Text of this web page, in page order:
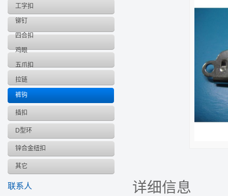
工字扣
铆钉
四合扣
鸡眼
五爪扣
拉链
裤钩
插扣
D型环
锌合金纽扣
其它
联系人 详细信息